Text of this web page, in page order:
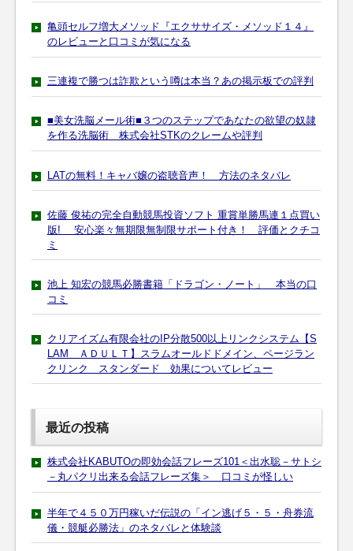
亀頭セルフ増大メソッド『エクササイズ・メソッド１４』
のレビューと口コミが気になる
三連複で勝つは詐欺という噂は本当？あの掲示板での評判
■美女洗脳メール術■３つのステップであなたの欲望の奴隷
を作る洗脳術 株式会社STKのクレームや評判
LATの無料！キャバ嬢の盗聴音声！ 方法のネタバレ
佐藤 俊祐の完全自動競馬投資ソフト 重賞単勝馬連１点買い
版! 安心楽々無期限無制限サポート付き！ 評価とクチコ
ミ
池上 知宏の競馬必勝書籍「ドラゴン・ノート」 本当の口
コミ
クリアイズム有限会社のIP分散500以上リンクシステム【S
LAM ＡＤＵＬＴ】スラムオールドドメイン、ページラン
クリンク スタンダード 効果についてレビュー
最近の投稿
株式会社KABUTOの即効会話フレーズ101＜出水聡－サトシ
－丸パクリ出来る会話フレーズ集＞ 口コミが怪しい
半年で４５０万円稼いだ伝説の「イン逃げ５・５・舟券流
儀・競艇必勝法」のネタバレと体験談